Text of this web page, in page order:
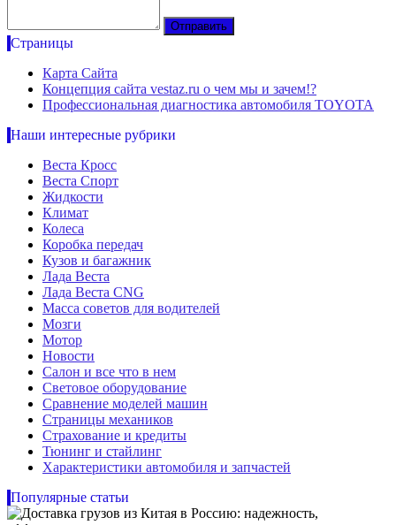
Страницы
Карта Сайта
Концепция сайта vestaz.ru о чем мы и зачем!?
Профессиональная диагностика автомобиля TOYOTA
Наши интересные рубрики
Веста Кросс
Веста Спорт
Жидкости
Климат
Колеса
Коробка передач
Кузов и багажник
Лада Веста
Лада Веста CNG
Масса советов для водителей
Мозги
Мотор
Новости
Салон и все что в нем
Световое оборудование
Сравнение моделей машин
Страницы механиков
Страхование и кредиты
Тюнинг и стайлинг
Характеристики автомобиля и запчастей
Популярные статьи